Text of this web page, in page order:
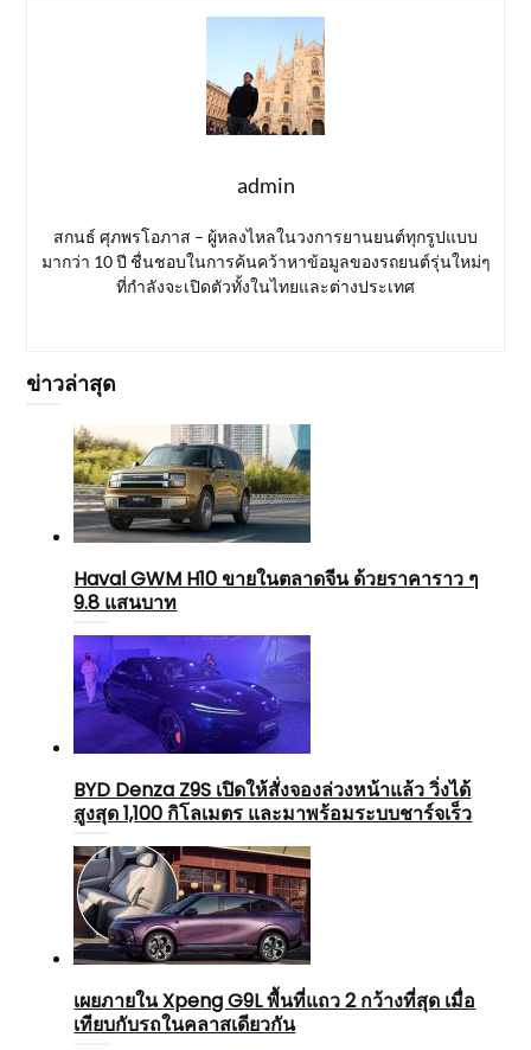
admin
สกนธ์ ศุภพรโอภาส – ผู้หลงไหลในวงการยานยนต์ทุกรูปแบบ
มากว่า 10 ปี ชื่นชอบในการค้นคว้าหาข้อมูลของรถยนต์รุ่นใหม่ๆ
ที่กำลังจะเปิดตัวทั้งในไทยและต่างประเทศ
ข่าวล่าสุด
Haval GWM H10 ขายในตลาดจีน ด้วยราคาราว ๆ
9.8 แสนบาท
BYD Denza Z9S เปิดให้สั่งจองล่วงหน้าแล้ว วิ่งได้
สูงสุด 1,100 กิโลเมตร และมาพร้อมระบบชาร์จเร็ว
เผยภายใน Xpeng G9L พื้นที่แถว 2 กว้างที่สุด เมื่อ
เทียบกับรถในคลาสเดียวกัน